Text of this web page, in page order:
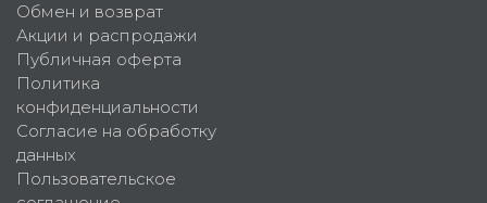
Обмен и возврат
Акции и распродажи
Публичная оферта
Политика
конфиденциальности
Согласие на обработку
данных
Пользовательское